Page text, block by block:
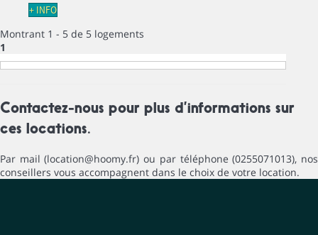
+ INFO
Montrant 1 - 5 de 5 logements
1
Contactez-nous pour plus d’informations sur
ces locations.
Par mail (location@hoomy.fr) ou par téléphone (0255071013), nos
conseillers vous accompagnent dans le choix de votre location.